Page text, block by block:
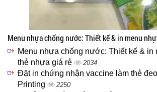
Menu nhựa chống nước: Thiết kế & in menu
Menu nhựa chống nước: Thiết kế & in
thẻ nhựa giá rẻ
2034
Đặt in chứng nhận vaccine làm thẻ
Printing
2250